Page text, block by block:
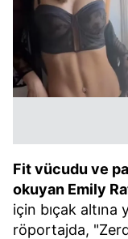
Fit vücudu ve
okuyan Emily
için bıçak altına
röportajda,